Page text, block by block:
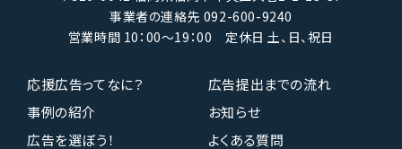
事業者の連絡先 092-600-9240
営業時間 10：00〜19：00 定休日 土、日、祝日
応援広告ってなに？
広告提出までの流れ
事例の紹介
お知らせ
広告を選ぼう！
よくある質問